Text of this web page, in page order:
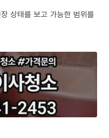
상태를 보고 가능한 범위를